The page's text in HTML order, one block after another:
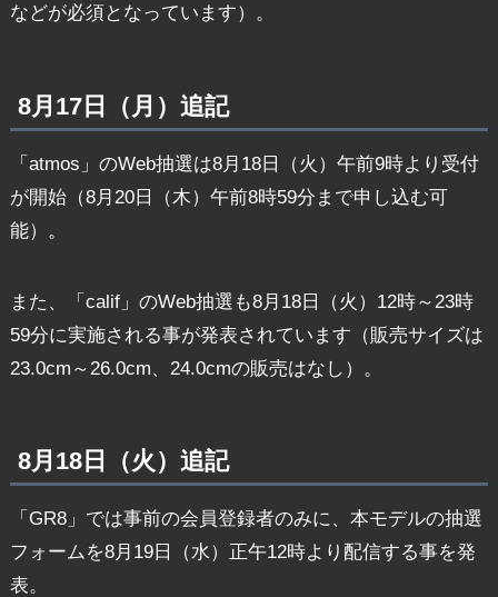
などが必須となっています）。
8月17日（月）追記
「atmos」のWeb抽選は8月18日（火）午前9時より受付
が開始（8月20日（木）午前8時59分まで申し込む可
能）。
また、「calif」のWeb抽選も8月18日（火）12時～23時
59分に実施される事が発表されています（販売サイズは
23.0cm～26.0cm、24.0cmの販売はなし）。
8月18日（火）追記
「GR8」では事前の会員登録者のみに、本モデルの抽選
フォームを8月19日（水）正午12時より配信する事を発
表。